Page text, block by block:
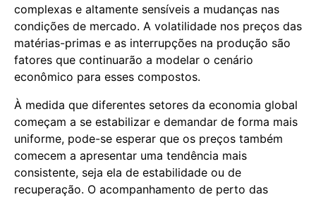
complexas e altamente sensíveis a mudanças nas
condições de mercado. A volatilidade nos preços das
matérias-primas e as interrupções na produção são
fatores que continuarão a modelar o cenário
econômico para esses compostos.
À medida que diferentes setores da economia global
começam a se estabilizar e demandar de forma mais
uniforme, pode-se esperar que os preços também
comecem a apresentar uma tendência mais
consistente, seja ela de estabilidade ou de
recuperação. O acompanhamento de perto das